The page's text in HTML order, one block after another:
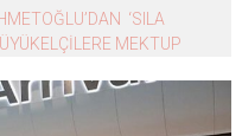
‘SILA
MEKTUP